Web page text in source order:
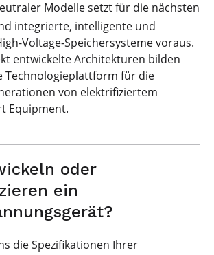
Modelle setzt für die nächsten
integrierte, intelligente und
Voltage-Speichersysteme voraus.
entwickelte Architekturen bilden
Technologieplattform für die
von elektrifiziertem
Equipment.
oder
ein
die Spezifikationen Ihrer